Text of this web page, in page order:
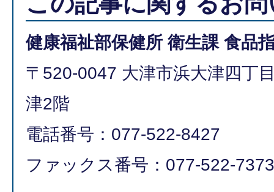
健康福祉部保健所 衛生課 食品
〒520-0047 大津市浜大津四丁
津2階
電話番号：077-522-8427
ファックス番号：077-522-7373